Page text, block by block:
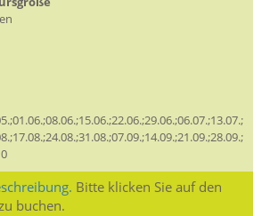
Bitte klicken Sie auf den
buchen.